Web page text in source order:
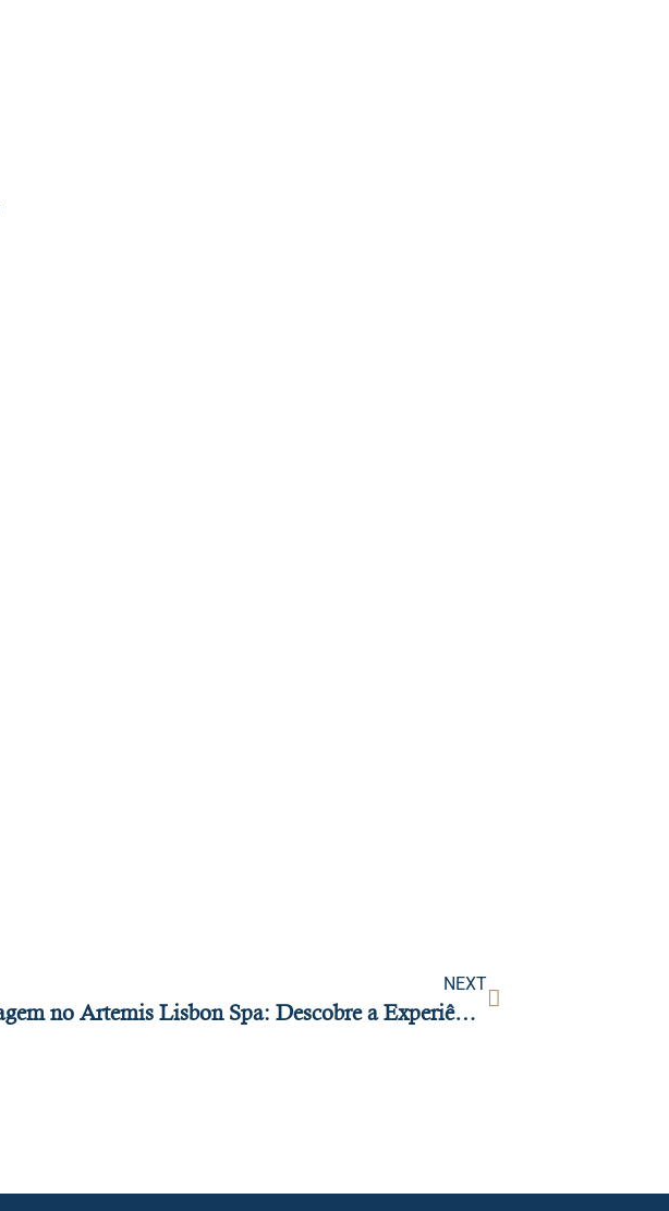
NEXT
Tipos de Massagem no Artemis Lisbon Spa: Descobre a Experiência Premium